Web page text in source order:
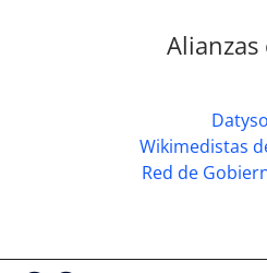
Alianzas
Wikimedistas
Red de